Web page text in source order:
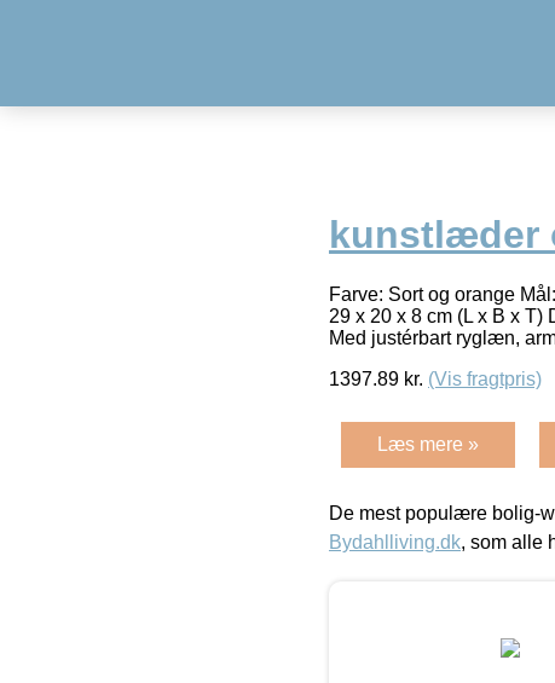
kunstlæder
Farve: Sort og orange
29 x 20 x 8 cm (L x B x
Med justérbart ryglæn,
1397.89 kr. (Vis fragtpris)
Læs mere »
De mest populære bolig-
Bydahlliving.dk, som alle